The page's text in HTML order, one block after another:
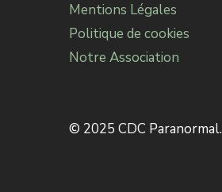
Mentions Légales
Politique de cookies
Notre Association
© 2025 CDC Paranormal.